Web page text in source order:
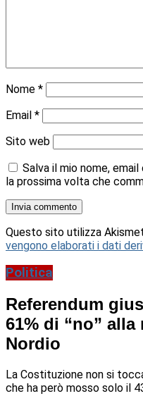
Nome *
Email *
Sito web
Salva il mio nome,
la prossima volta che
Questo sito utilizza
vengono elaborati i dati
Politica
Referendum
61% di “no”
Nordio
La Costituzione non si
che ha però mosso solo il